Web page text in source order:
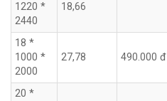
1220 *
2440
18,66
18 *
1000 *
2000
27,78 490.000 đ
20 *